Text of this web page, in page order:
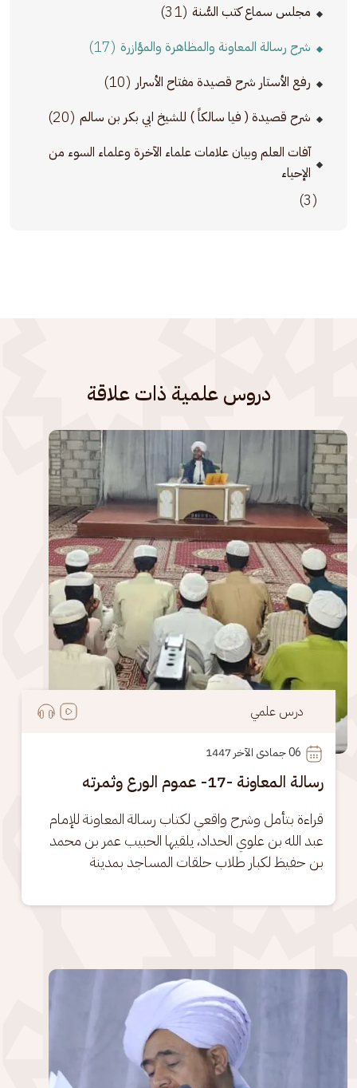
مجلس سماع كتب السُّنة (31)
شرح رسالة المعاونة والمظاهرة والمؤازرة (17)
رفع الأستار شرح قصيدة مفتاح الأسرار (10)
شرح قصيدة ( فيا سالكاً ) للشيخ ابي بكر بن سالم (20)
آفات العلم وبيان علامات علماء الآخرة وعلماء السوء من
الإحياء
(3)
دروس علمية ذات علاقة
الصورة
درس علمي
06
رسالة المعاونة -17- عموم الورع وثمرته
قراءة بتأمل وشرح واقعي لكتاب رسالة المعاونة للإمام
عبد الله بن علوي الحداد، يلقيها الحبيب عمر بن محمد
بن حفيظ لكبار طلاب حلقات المساجد بمدينة
الصورة